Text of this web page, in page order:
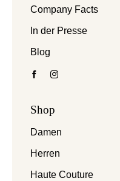
Company Facts
In der Presse
Blog
Shop
Damen
Herren
Haute Couture